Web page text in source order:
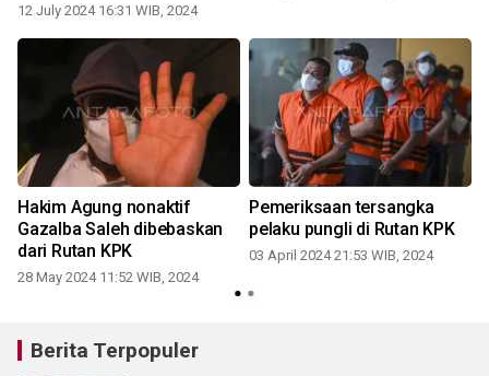
12 July 2024 16:31 WIB, 2024
Hakim Agung nonaktif
Gazalba Saleh dibebaskan
dari Rutan KPK
28 May 2024 11:52 WIB, 2024
Pemeriksaan tersangka
pelaku pungli di Rutan KPK
03 April 2024 21:53 WIB, 2024
Berita Terpopuler